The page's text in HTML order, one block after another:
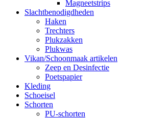
Magneetstrips
Slachtbenodigdheden
Haken
Trechters
Plukzakken
Plukwas
Vikan/Schoonmaak artikelen
Zeep en Desinfectie
Poetspapier
Kleding
Schoeisel
Schorten
PU-schorten